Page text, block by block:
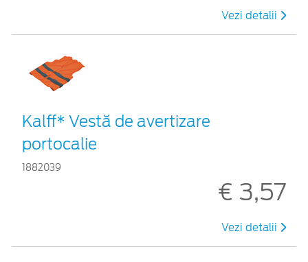
Vezi detalii
Kalff* Vestă de avertizare
portocalie
1882039
€ 3,57
Vezi detalii